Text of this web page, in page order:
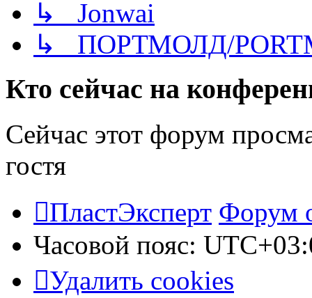
↳ Jonwai
↳ ПОРТМОЛД/
Кто сейчас на
Сейчас этот форум
гостя
ПластЭксперт Форум
Часовой пояс:
Удалить cookies